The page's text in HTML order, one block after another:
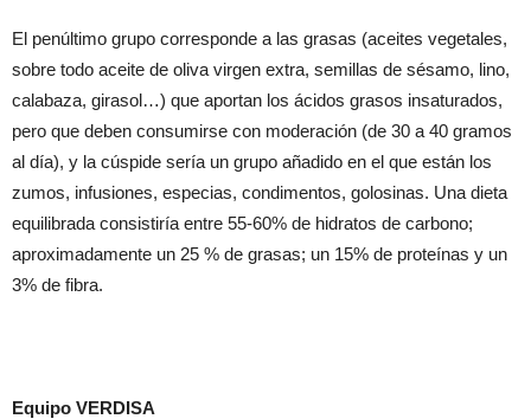
El penúltimo grupo corresponde a las grasas (aceites vegetales,
sobre todo aceite de oliva virgen extra, semillas de sésamo, lino,
calabaza, girasol…) que aportan los ácidos grasos insaturados,
pero que deben consumirse con moderación (de 30 a 40 gramos
al día), y la cúspide sería un grupo añadido en el que están los
zumos, infusiones, especias, condimentos, golosinas. Una dieta
equilibrada consistiría entre 55-60% de hidratos de carbono;
aproximadamente un 25 % de grasas; un 15% de proteínas y un
3% de fibra.
Equipo VERDISA